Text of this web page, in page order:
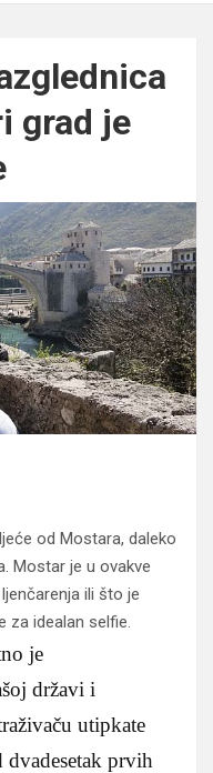
grad je
od Mostara, daleko
Mostar je u ovakve
ili što je
za idealan selfie.
je
državi i
utipkate
dvadesetak prvih